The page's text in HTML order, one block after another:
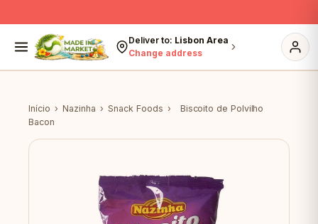
Deliver to: Lisbon Area
Change address
Início › Nazinha › Snack Foods ›
Biscoito de Polvilho
Bacon